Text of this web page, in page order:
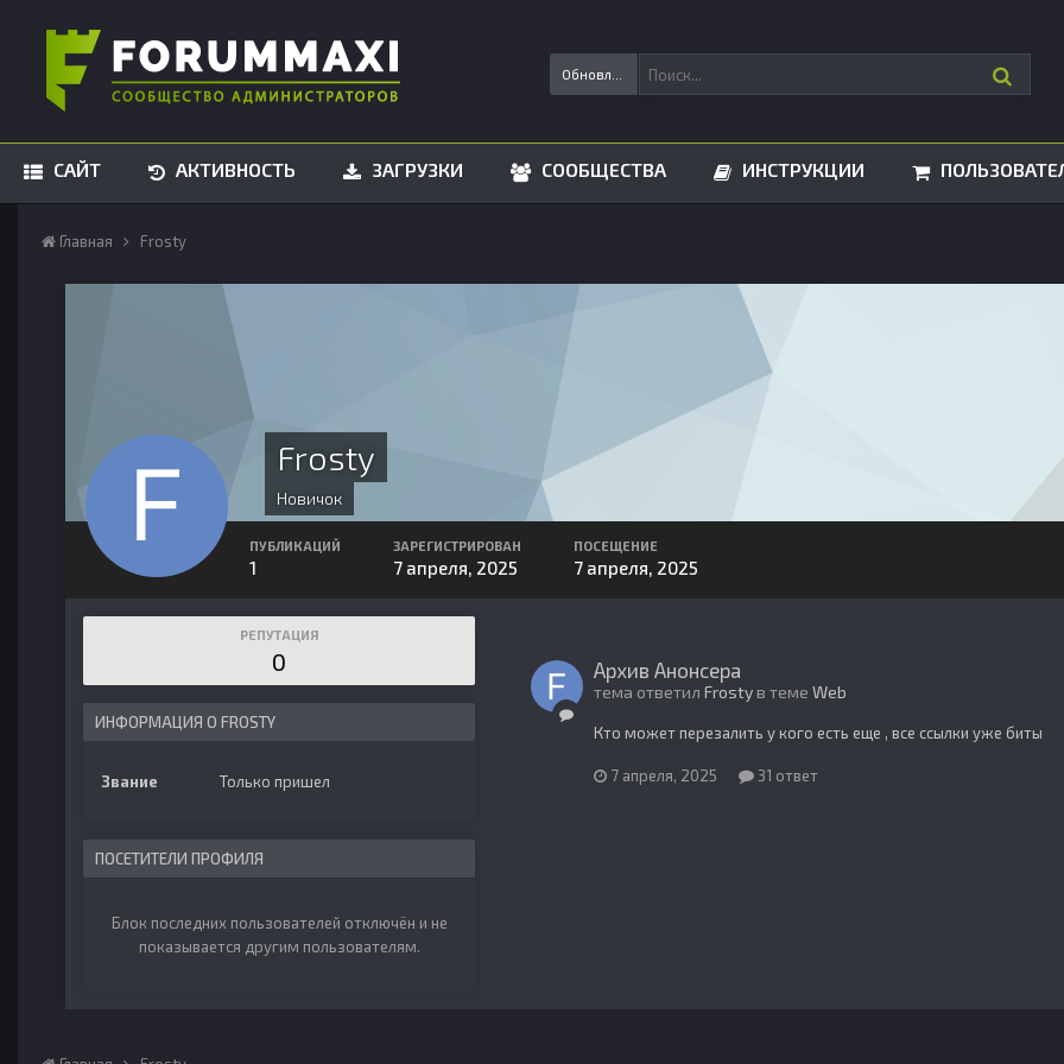
САЙТ АКТИВНОСТЬ ЗАГРУЗКИ СООБЩЕСТВА ИНСТРУКЦИИ
Главная Frosty
Frosty
Новичок
ПУБЛИКАЦИЙ
1
ЗАРЕГИСТРИРОВАН
7 апреля, 2025
ПОСЕЩЕНИЕ
7 апреля, 2025
РЕПУТАЦИЯ
0
ИНФОРМАЦИЯ О FROSTY
Звание Только пришел
ПОСЕТИТЕЛИ ПРОФИЛЯ
Блок последних пользователей отключён и не
показывается другим пользователям.
Архив Анонсера
тема ответил Frostyв теме Web
Кто может перезалить у кого есть еще , все ссылки уже биты
7 апреля, 2025 31 ответ